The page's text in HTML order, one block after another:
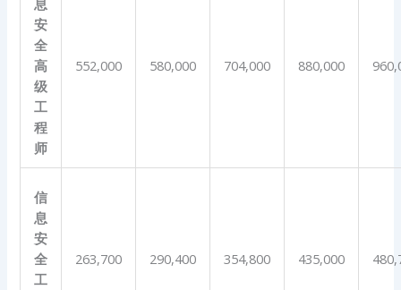
息
安
全
高
级
工
程
师
552,000 580,000 704,000 880,000
信
息
安
全
工
263,700 290,400 354,800 435,000